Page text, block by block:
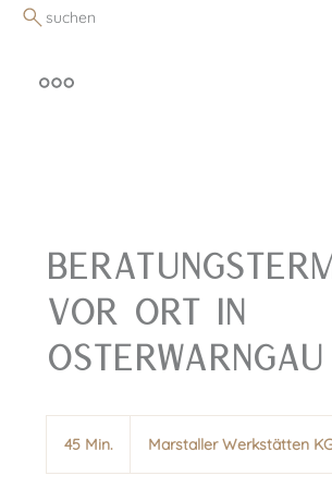
suchen
vor Ort in
Osterwarngau
45 Min. Marstaller Werkstätten